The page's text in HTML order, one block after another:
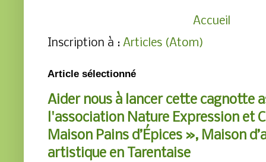
Accueil
Inscription à : Articles (Atom)
Article sélectionné
Aider nous à lancer cette cagnotte
l'association Nature Expression et
Maison Pains d’Épices », Maison
artistique en Tarentaise